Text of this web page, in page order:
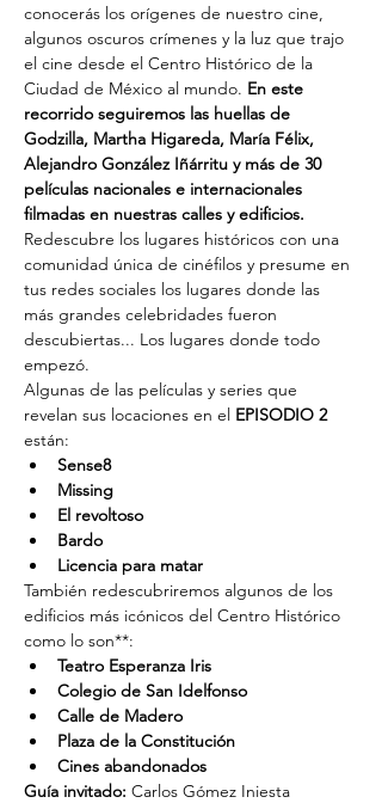
conocerás los orígenes de nuestro cine,
algunos oscuros crímenes y la luz que trajo
el cine desde el Centro Histórico de la
Ciudad de México al mundo. En este
recorrido seguiremos las huellas de
Godzilla, Martha Higareda, María Félix,
Alejandro González Iñárritu y más de 30
películas nacionales e internacionales
filmadas en nuestras calles y edificios.
Redescubre los lugares históricos con una
comunidad única de cinéfilos y presume en
tus redes sociales los lugares donde las
más grandes celebridades fueron
descubiertas... Los lugares donde todo
empezó.
Algunas de las películas y series que
revelan sus locaciones en el EPISODIO 2
están:
Sense8
Missing
El revoltoso
Bardo
Licencia para matar
También redescubriremos algunos de los
edificios más icónicos del Centro Histórico
como lo son**:
Teatro Esperanza Iris
Colegio de San Idelfonso
Calle de Madero
Plaza de la Constitución
Cines abandonados
Guía invitado: Carlos Gómez Iniesta